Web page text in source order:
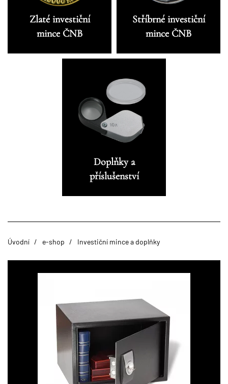
Zlaté investiční
mince ČNB
Stříbrné investiční
mince ČNB
Doplňky a
příslušenství
Úvodní e-shop Investiční mince a doplňky